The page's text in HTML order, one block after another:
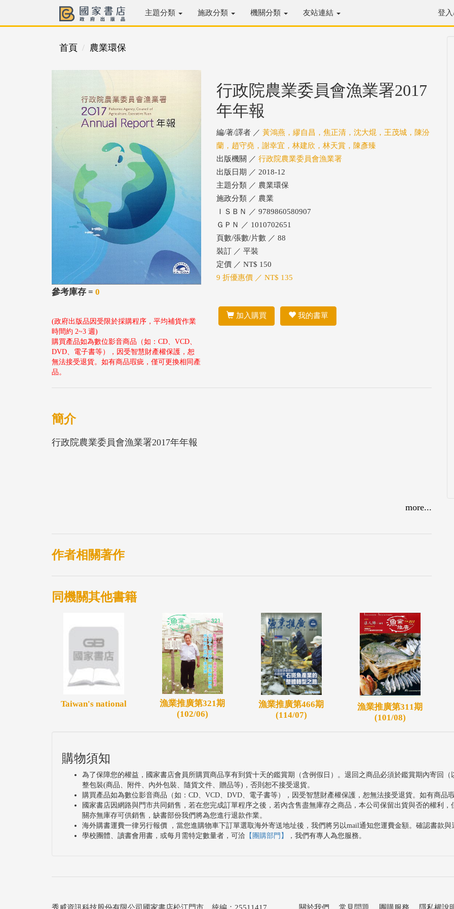
主題分類 施政分類 機關分類 友站連結 登
首頁 農業環保
參考庫存 = 0
(政府出版品因受限於採購程序，平均補貨作業
時間約 2~3 週)
購買產品如為數位影音商品（如：CD、VCD、
DVD、電子書等），因受智慧財產權保護，恕
無法接受退貨。如有商品瑕疵，僅可更換相同產
品。
行政院農業委員會漁業署2017
年年報
編/著/譯者 ／ 黃鴻燕，繆自昌，焦正清，沈大焜，王茂城，陳汾
蘭，趙守堯，謝幸宜，林建欣，林天賞，陳彥臻
出版機關 ／ 行政院農業委員會漁業署
出版日期 ／ 2018-12
主題分類 ／ 農業環保
施政分類 ／ 農業
ＩＳＢＮ ／ 9789860580907
ＧＰＮ ／ 1010702651
頁數/張數/片數 ／ 88
裝訂 ／ 平裝
定價 ／ NT$ 150
9 折優惠價 ／ NT$ 135
加入購買 我的書單
簡介
行政院農業委員會漁業署2017年年報
more...
作者相關著作
同機關其他書籍
Taiwan's national
漁業推廣第321期
(102/06)
漁業推廣第466期
(114/07)
漁業推廣第311期
(101/08)
購物須知
為了保障您的權益，國家書店會員所購買商品享有到貨十天的鑑賞期（含例假日）。退回之商品必須於鑑賞期內寄回
整包裝(商品、附件、內外包裝、隨貨文件、贈品等)，否則恕不接受退貨。
購買產品如為數位影音商品（如：CD、VCD、DVD、電子書等），因受智慧財產權保護，恕無法接受退貨。如有商品
國家書店因網路與門市共同銷售，若在您完成訂單程序之後，若內含售盡無庫存之商品，本公司保留出貨與否的權利
關亦無庫存可供銷售，缺書部份我們將為您進行退款作業。
海外購書運費一律另行報價 ，當您進購物車下訂單選取海外寄送地址後，我們將另以mail通知您運費金額。確認書款
學校團體、讀書會用書，或每月需特定數量者，可洽 【團購部門】 ，我們有專人為您服務。